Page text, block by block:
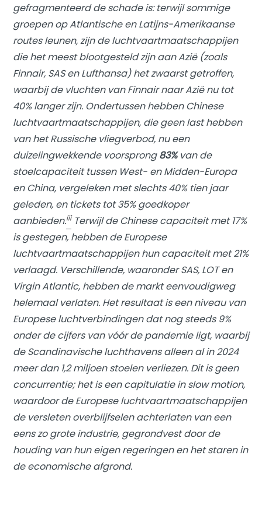
gefragmenteerd de schade is: terwijl sommige
groepen op Atlantische en Latijns-Amerikaanse
routes leunen, zijn de luchtvaartmaatschappijen
die het meest blootgesteld zijn aan Azië (zoals
Finnair, SAS en Lufthansa) het zwaarst getroffen,
waarbij de vluchten van Finnair naar Azië nu tot
40% langer zijn. Ondertussen hebben Chinese
luchtvaartmaatschappijen, die geen last hebben
van het Russische vliegverbod, nu een
duizelingwekkende voorsprong83%van de
stoelcapaciteit tussen West- en Midden-Europa
en China, vergeleken met slechts 40% tien jaar
geleden, en tickets tot 35% goedkoper
aanbieden.iiiTerwijl de Chinese capaciteit met 17%
is gestegen, hebben de Europese
luchtvaartmaatschappijen hun capaciteit met 21%
verlaagd. Verschillende, waaronder SAS, LOT en
Virgin Atlantic, hebben de markt eenvoudigweg
helemaal verlaten. Het resultaat is een niveau van
Europese luchtverbindingen dat nog steeds 9%
onder de cijfers van vóór de pandemie ligt, waarbij
de Scandinavische luchthavens alleen al in 2024
meer dan 1,2 miljoen stoelen verliezen. Dit is geen
concurrentie; het is een capitulatie in slow motion,
waardoor de Europese luchtvaartmaatschappijen
de versleten overblijfselen achterlaten van een
eens zo grote industrie, gegrondvest door de
houding van hun eigen regeringen en het staren in
de economische afgrond.